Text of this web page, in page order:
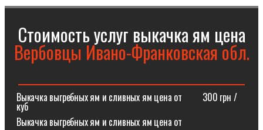
Стоимость услуг выкачка ям цена
Вербовцы Ивано-Франковская обл.
Выкачка выгребных ям и сливных ям цена от⠀⠀⠀300 грн /
куб
Выкачка выгребных ям и сливных ям цена от